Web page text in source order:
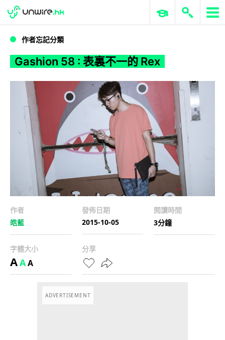
Gashion 58 : 表裏不一的 Rex
WWDC 2026 ERP 與商業 AI
作者忘記分類
Gashion 58 : 表裏不一的 Rex
作者
皓藍
發佈日期
2015-10-05
閱讀時間
3分鐘
字體大小
AAA
分享
ADVERTISEMENT